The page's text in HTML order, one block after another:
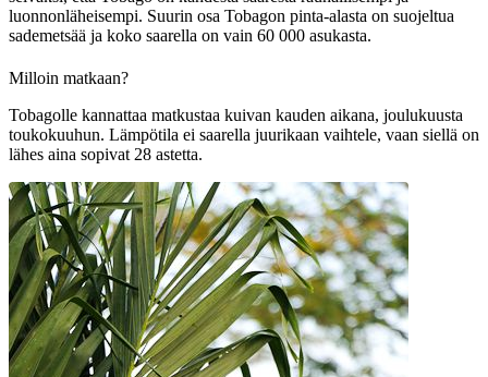
luonnonläheisempi. Suurin osa Tobagon pinta-alasta on suojeltua
sademetsää ja koko saarella on vain 60 000 asukasta.
Milloin matkaan?
Tobagolle kannattaa matkustaa kuivan kauden aikana, joulukuusta
toukokuuhun. Lämpötila ei saarella juurikaan vaihtele, vaan siellä on
lähes aina sopivat 28 astetta.